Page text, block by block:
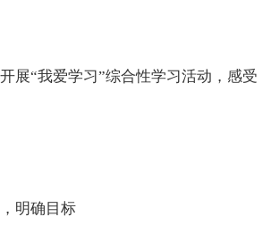
展“我爱学习”综合性学习活动，感受
明确目标